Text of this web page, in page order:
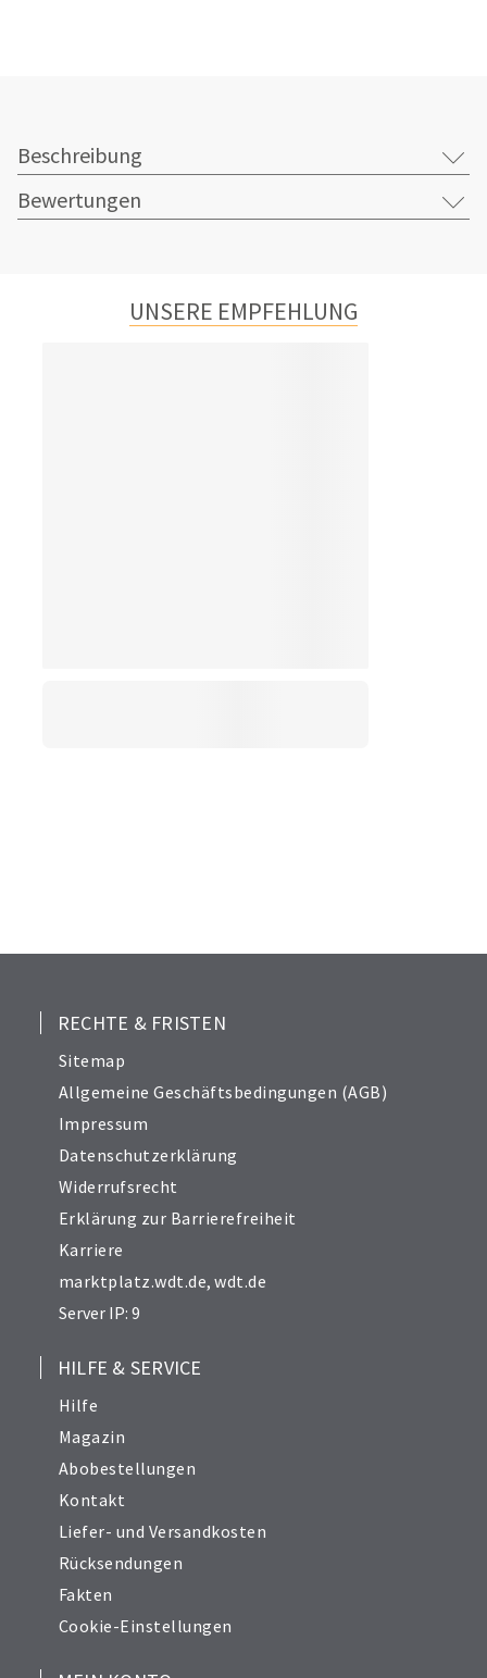
Beschreibung
Bewertungen
UNSERE EMPFEHLUNG
RECHTE & FRISTEN
Sitemap
Allgemeine Geschäftsbedingungen (AGB)
Impressum
Datenschutzerklärung
Widerrufsrecht
Erklärung zur Barrierefreiheit
Karriere
marktplatz.wdt.de,wdt.de
Server IP: 9
HILFE & SERVICE
Hilfe
Magazin
Abobestellungen
Kontakt
Liefer- und Versandkosten
Rücksendungen
Fakten
Cookie-Einstellungen